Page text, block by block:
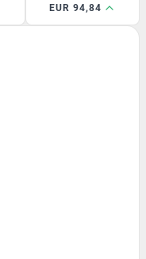
EUR 94,84